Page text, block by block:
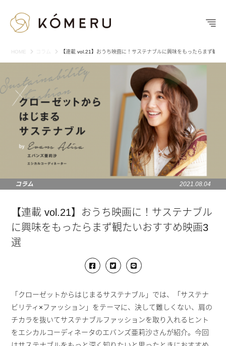
HOME 【連載 vol.21】おうち映画に！サステナブルに興味をもったらまず観た
コラム 2021.08.04
【連載 vol.21】おうち映画に！サステナブル
に興味をもったらまず観たいおすすめ映画3
選
「クローゼットからはじまるサステナブル」では、「サステナ
ビリティ×ファッション」をテーマに、決して難しくない、肩の
チカラを抜いてサステナブルファッションを取り入れるヒント
をエシカルコーディネータのエバンズ亜莉沙さんが紹介。今回